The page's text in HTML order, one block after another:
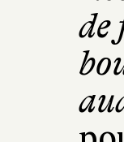
de